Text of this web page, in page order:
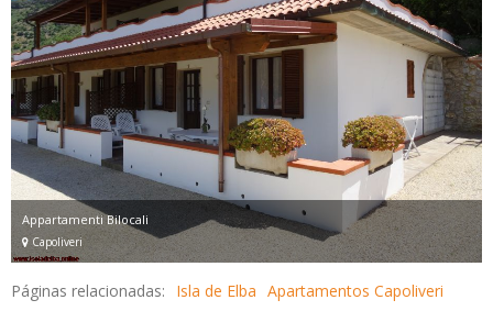
Appartamenti Bilocali
Capoliveri
Páginas relacionadas: Isla de Elba Apartamentos Capoliveri